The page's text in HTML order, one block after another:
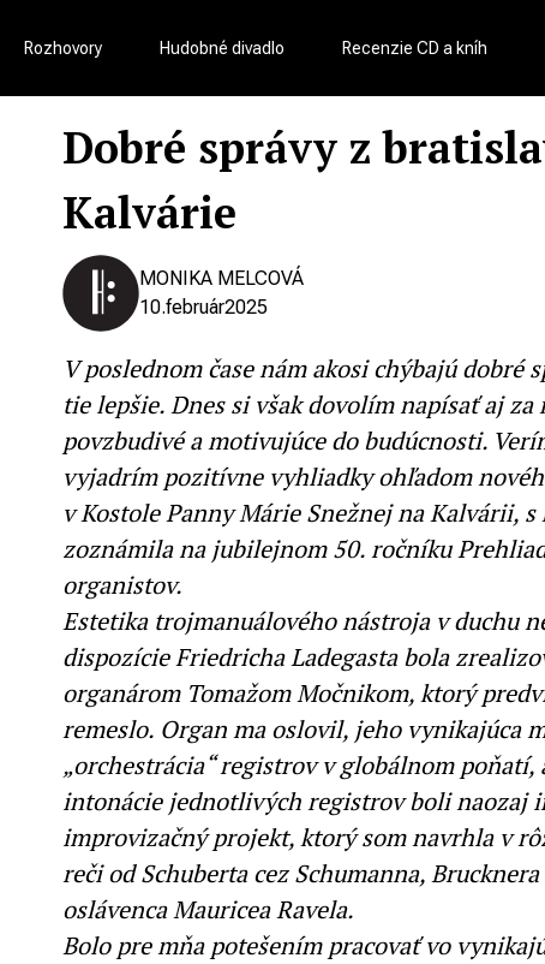
Rozhovory Hudobné divadlo Recenzie CD a kníh
Dobré správy z
Kalvárie
MONIKA MELCOVÁ
10.február2025
V poslednom čase nám akosi chýbajú dobré
tie lepšie. Dnes si však dovolím napísať aj
povzbudivé a motivujúce do budúcnosti.
vyjadrím pozitívne vyhliadky ohľadom
v Kostole Panny Márie Snežnej na Kalvárii,
zoznámila na jubilejnom 50. ročníku
organistov.
Estetika trojmanuálového nástroja v duchu
dispozície Friedricha Ladegasta bola
organárom Tomažom Močnikom, ktorý
remeslo. Organ ma oslovil, jeho vynikajúca
„orchestrácia“ registrov v globálnom poňatí,
intonácie jednotlivých registrov boli naozaj
improvizačný projekt, ktorý som navrhla v
reči od Schuberta cez Schumanna,
oslávenca Mauricea Ravela.
Bolo pre mňa potešením pracovať vo